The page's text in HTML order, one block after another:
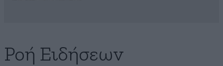
Ροή Ειδήσεων